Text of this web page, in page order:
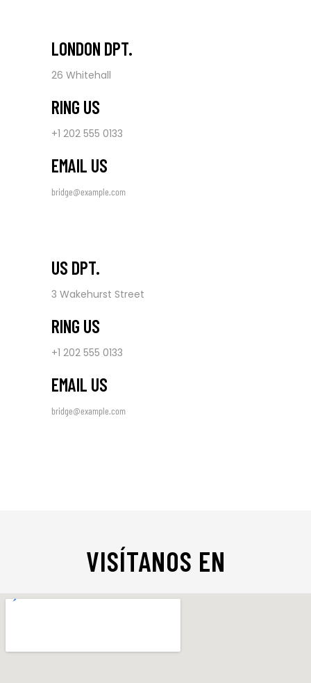
LONDON DPT.
26 Whitehall
RING US
+1 202 555 0133
EMAIL US
bridge@example.com
US DPT.
3 Wakehurst Street
RING US
+1 202 555 0133
EMAIL US
bridge@example.com
VISÍTANOS EN